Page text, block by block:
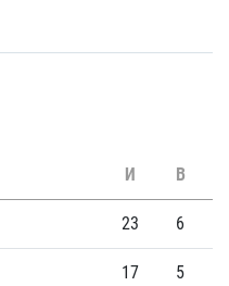
И В
23 6
17 5